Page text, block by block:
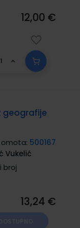
12,00 €
geografije
omota: 500167
Vukelić
broj
13,24 €